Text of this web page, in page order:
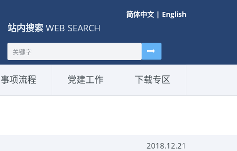
简体中文 | English
站内搜索 WEB SEARCH
事项流程 党建工作 下载专区
2018.12.21